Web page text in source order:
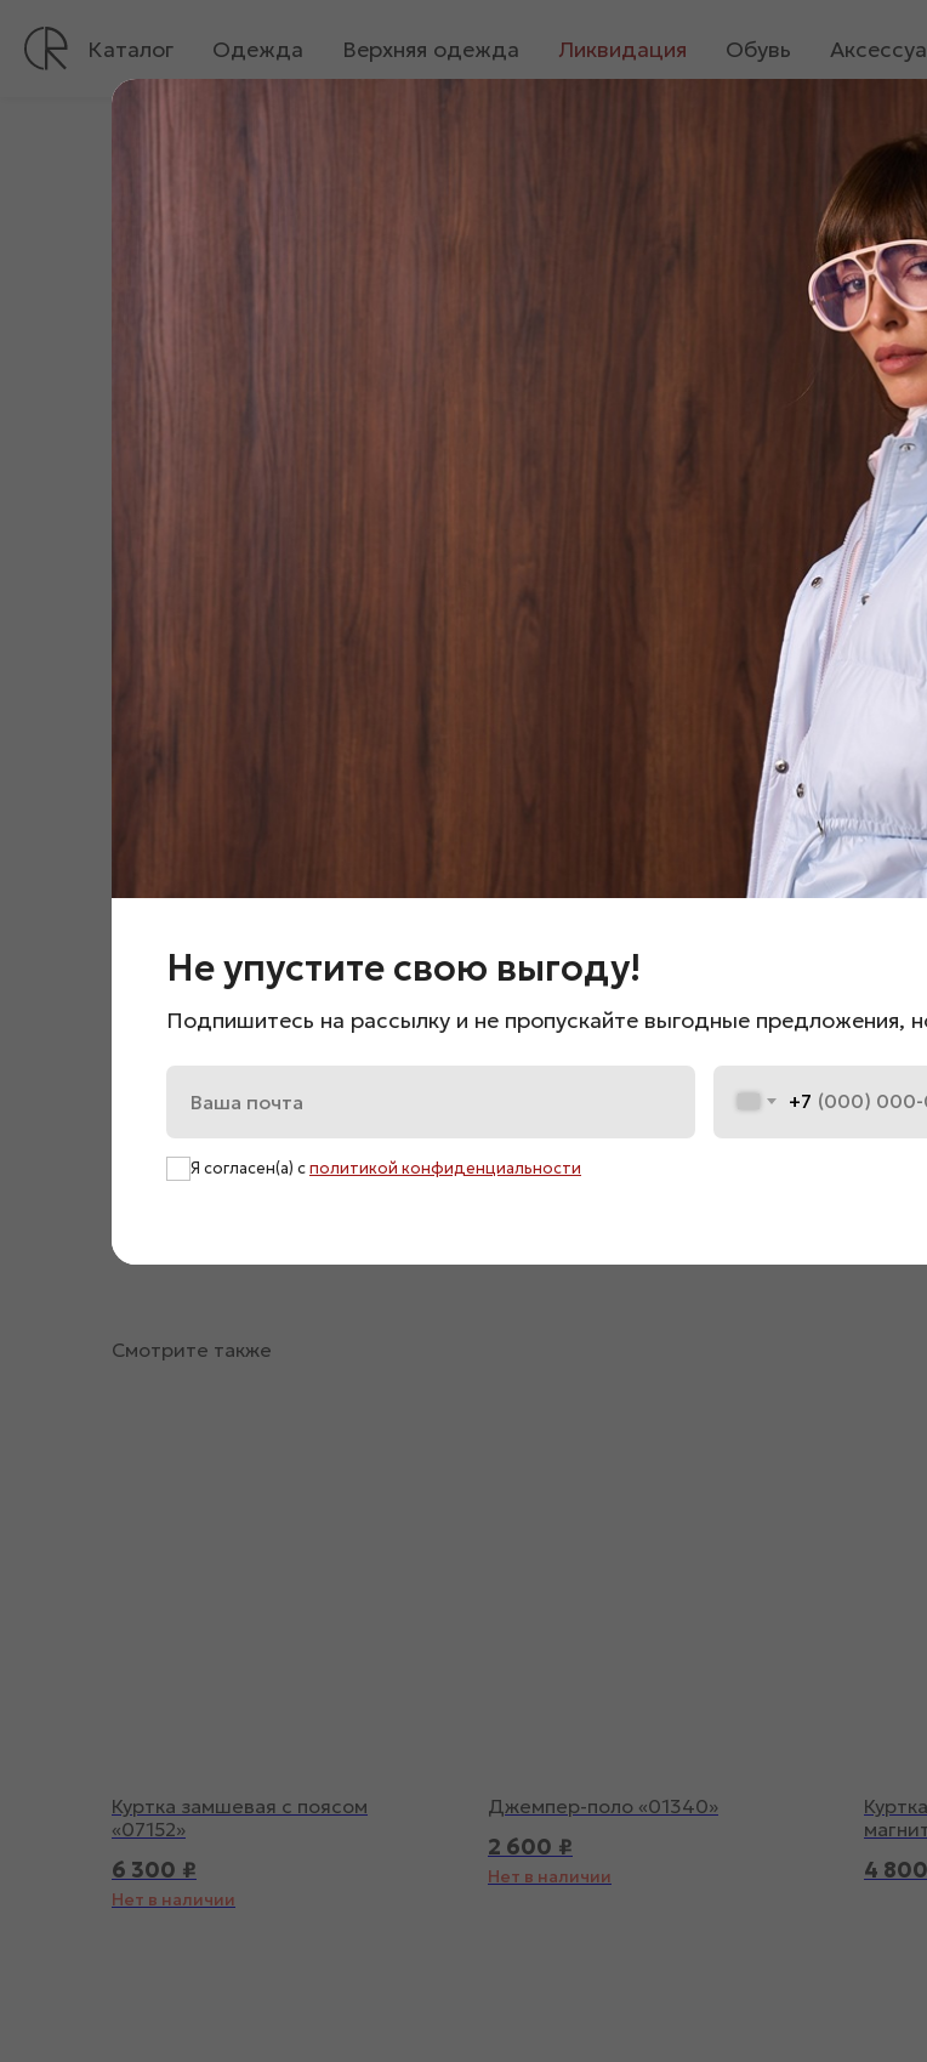
Каталог Одежда Верхняя одежда Ликвидация Обувь
Жилет
900 ₽
Нет в
42-44
Состав:
Смотрите также
Куртка замшевая с поясом
«07152»
6 300 ₽
Нет в наличии
Джемпер-поло «01340»
2 600 ₽
Нет в наличии 4 800
Не упустите свою выгоду!
Подпишитесь на рассылку и не пропускайте выгодные предложения,
+7
Я согласен(а) сполитикой конфиденциальности